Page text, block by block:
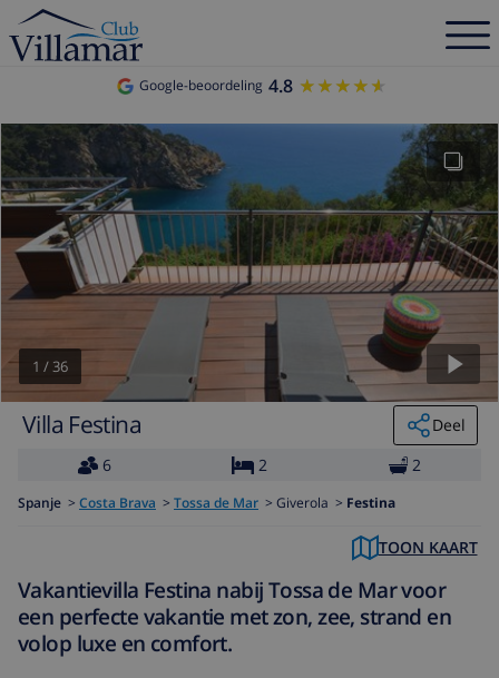
Google-beoordeling 4.8 ★★★★★
★★★★★
1 /36
Villa Festina
Deel
6
2 2
Spanje > Costa Brava > Tossa de Mar > Giverola > Festina
TOON KAART
Vakantievilla Festina nabij Tossa de Mar voor
een perfecte vakantie met zon, zee, strand en
volop luxe en comfort.